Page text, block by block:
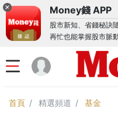
Money錢 APP
股市新知、省錢秘訣
再忙也能掌握股市脈
首頁 精選頻道 基金